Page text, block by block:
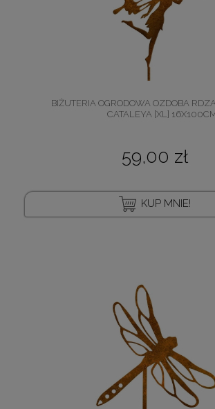
BIŻUTERIA OGRODOWA OZDOBA
CATALEYA [XL]
59,00 zł
KUP MNIE!